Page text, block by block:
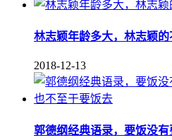
林志颖年龄多大，林志颖的
2018-12-13
郭德纲经典语录，要饭没